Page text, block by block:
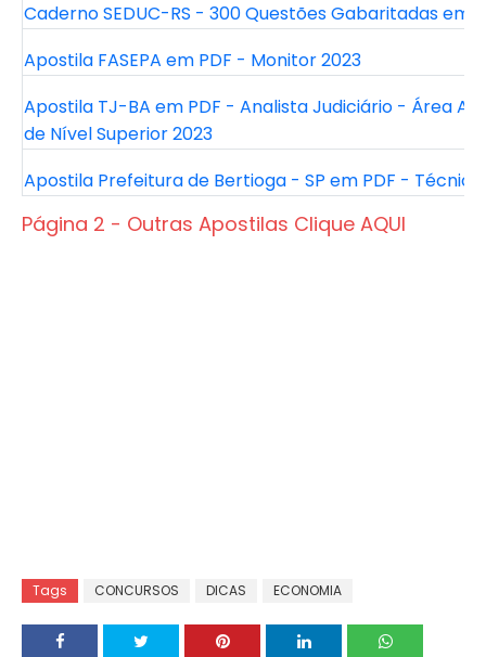
Caderno SEDUC-RS - 300 Questões Gabaritadas em
Apostila FASEPA em PDF - Monitor 2023
Apostila TJ-BA em PDF - Analista Judiciário - Área
de Nível Superior 2023
Apostila Prefeitura de Bertioga - SP em PDF -
Página 2 - Outras Apostilas Clique AQUI
Tags CONCURSOS DICAS ECONOMIA